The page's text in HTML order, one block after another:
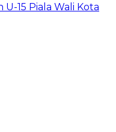
U-15 Piala Wali Kota